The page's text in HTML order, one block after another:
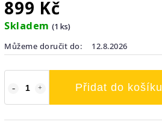
899 Kč
Skladem (1 ks)
Můžeme doručit do:
12.8.2026
Přidat do košíku